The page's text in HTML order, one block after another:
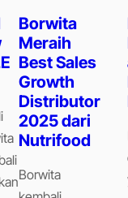
Borwita
Meraih
Best Sales
Growth
Distributor
2025 dari
Nutrifood
Borwita